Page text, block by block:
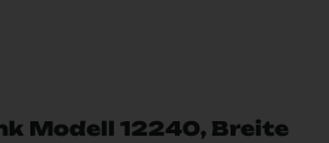
Modell 12240, Breite